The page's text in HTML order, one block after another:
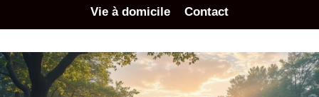
Vie à domicile Contact